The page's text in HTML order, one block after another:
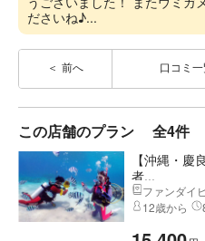
ださいね♪...
前へ 口コミ一
この店舗のプラン 全4件
【沖縄・慶
者...
ファンダイ
12歳から